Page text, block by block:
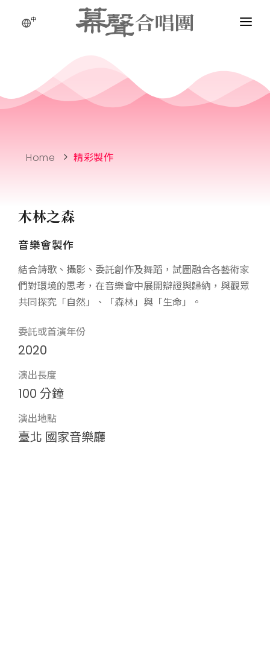
中
Home 精彩製作
木林之森
音樂會製作
結合詩歌、攝影、委託創作及舞蹈，試圖融合各藝術家
們對環境的思考，在音樂會中展開辯證與歸納，與觀眾
共同探究「自然」、「森林」與「生命」。
委託或首演年份
2020
演出長度
100 分鐘
演出地點
臺北 國家音樂廳